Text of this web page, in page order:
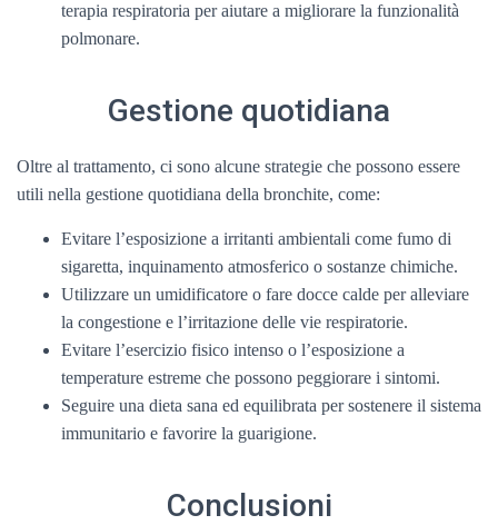
terapia respiratoria per aiutare a migliorare la funzionalità
polmonare.
Gestione quotidiana
Oltre al trattamento, ci sono alcune strategie che possono essere
utili nella gestione quotidiana della bronchite, come:
Evitare l’esposizione a irritanti ambientali come fumo di
sigaretta, inquinamento atmosferico o sostanze chimiche.
Utilizzare un umidificatore o fare docce calde per alleviare
la congestione e l’irritazione delle vie respiratorie.
Evitare l’esercizio fisico intenso o l’esposizione a
temperature estreme che possono peggiorare i sintomi.
Seguire una dieta sana ed equilibrata per sostenere il sistema
immunitario e favorire la guarigione.
Conclusioni